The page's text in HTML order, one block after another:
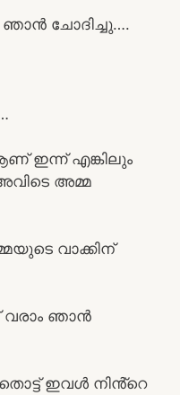
ചോദിച്ചു….
ഇന്ന് എങ്കിലും
അമ്മ
വാക്കിന്
വരാം ഞാൻ
ഇവൾ നിൻ്റെ